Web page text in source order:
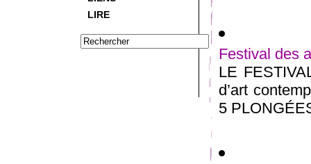
LIRE
Festival des
LE
d’art
5